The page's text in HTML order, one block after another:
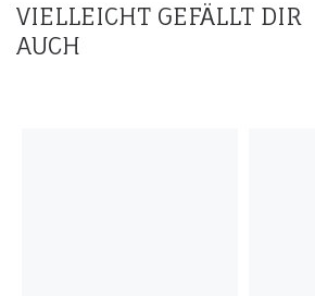
VIELLEICHT GEFÄLLT DIR
AUCH